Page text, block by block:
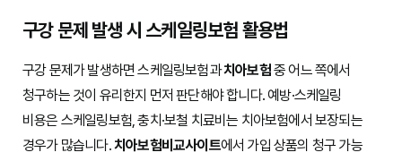
구강 문제 발생 시 스케일링보험 활용법
구강 문제가 발생하면 스케일링보험과치아보험중 어느 쪽에서
청구하는 것이 유리한지 먼저 판단해야 합니다. 예방·스케일링
비용은 스케일링보험, 충치·보철 치료비는 치아보험에서 보장되는
경우가 많습니다.치아보험비교사이트에서 가입 상품의 청구 가능